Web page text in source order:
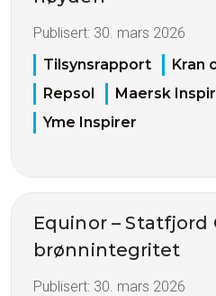
Publisert: 30. mars 2026
Tilsynsrapport
Kran
Repsol
Maersk
Yme Inspirer
Equinor – Statfjord
brønnintegritet
Publisert: 30. mars 2026